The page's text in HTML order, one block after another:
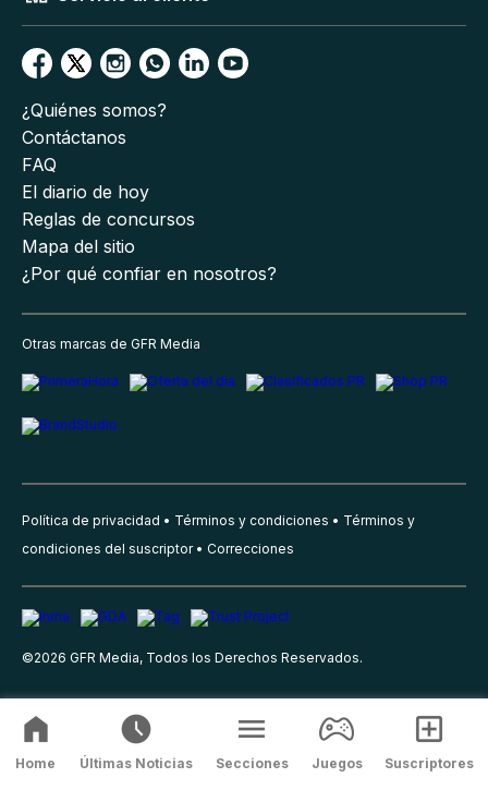
¿Quiénes somos?
Contáctanos
FAQ
El diario de hoy
Reglas de concursos
Mapa del sitio
¿Por qué confiar en nosotros?
Otras marcas de GFR Media
Política de privacidad Términos y condiciones
Términos y
condiciones del suscriptor
Correcciones
©2026 GFR Media, Todos los Derechos Reservados.
Home Últimas Noticias Secciones Juegos Suscriptores